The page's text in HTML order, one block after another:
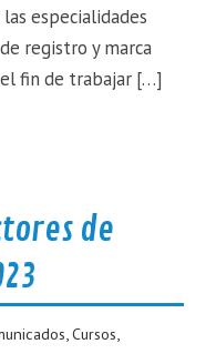
especialidades
registro y marca
el fin de trabajar […]
de
Cursos